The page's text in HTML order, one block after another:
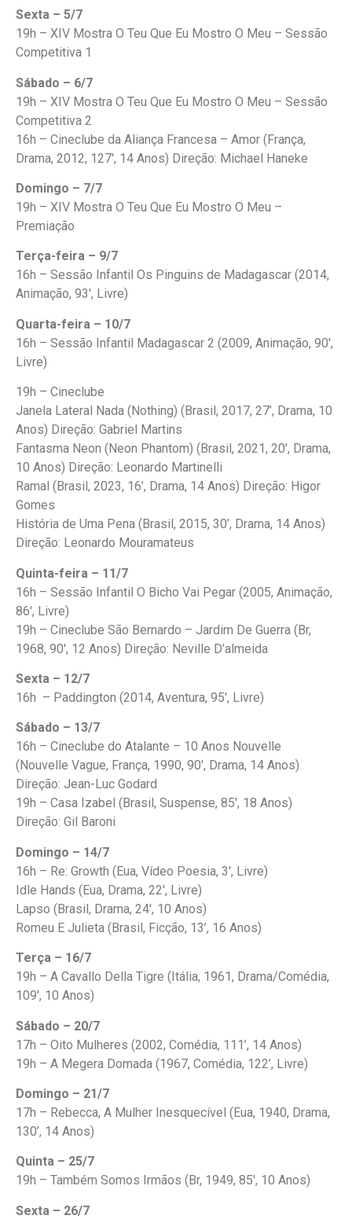
Sexta – 5/7
19h – XIV Mostra O Teu Que Eu Mostro O Meu – Sessão
Competitiva 1
Sábado – 6/7
19h – XIV Mostra O Teu Que Eu Mostro O Meu – Sessão
Competitiva 2
16h – Cineclube da Aliança Francesa – Amor (França,
Drama, 2012, 127′, 14 Anos) Direção: Michael Haneke
Domingo – 7/7
19h – XIV Mostra O Teu Que Eu Mostro O Meu –
Premiação
Terça-feira – 9/7
16h – Sessão Infantil Os Pinguins de Madagascar (2014,
Animação, 93′, Livre)
Quarta-feira – 10/7
16h – Sessão Infantil Madagascar 2 (2009, Animação, 90′,
Livre)
19h – Cineclube
Janela Lateral Nada (Nothing) (Brasil, 2017, 27’, Drama, 10
Anos) Direção: Gabriel Martins
Fantasma Neon (Neon Phantom) (Brasil, 2021, 20’, Drama,
10 Anos) Direção: Leonardo Martinelli
Ramal (Brasil, 2023, 16’, Drama, 14 Anos) Direção: Higor
Gomes
História de Uma Pena (Brasil, 2015, 30’, Drama, 14 Anos)
Direção: Leonardo Mouramateus
Quinta-feira – 11/7
16h – Sessão Infantil O Bicho Vai Pegar (2005, Animação,
86′, Livre)
19h – Cineclube São Bernardo – Jardim De Guerra (Br,
1968, 90′, 12 Anos) Direção: Neville D’almeida
Sexta – 12/7
16h – Paddington (2014, Aventura, 95′, Livre)
Sábado – 13/7
16h – Cineclube do Atalante – 10 Anos Nouvelle
(Nouvelle Vague, França, 1990, 90′, Drama, 14 Anos)
Direção: Jean-Luc Godard
19h – Casa Izabel (Brasil, Suspense, 85′, 18 Anos)
Direção: Gil Baroni
Domingo – 14/7
16h – Re: Growth (Eua, Vídeo Poesia, 3′, Livre)
Idle Hands (Eua, Drama, 22′, Livre)
Lapso (Brasil, Drama, 24′, 10 Anos)
Romeu E Julieta (Brasil, Ficção, 13’, 16 Anos)
Terça – 16/7
19h – A Cavallo Della Tigre (Itália, 1961, Drama/Comédia,
109′, 10 Anos)
Sábado – 20/7
17h – Oito Mulheres (2002, Comédia, 111’, 14 Anos)
19h – A Megera Domada (1967, Comédia, 122’, Livre)
Domingo – 21/7
17h – Rebecca, A Mulher Inesquecível (Eua, 1940, Drama,
130’, 14 Anos)
Quinta – 25/7
19h – Também Somos Irmãos (Br, 1949, 85′, 10 Anos)
Sexta – 26/7